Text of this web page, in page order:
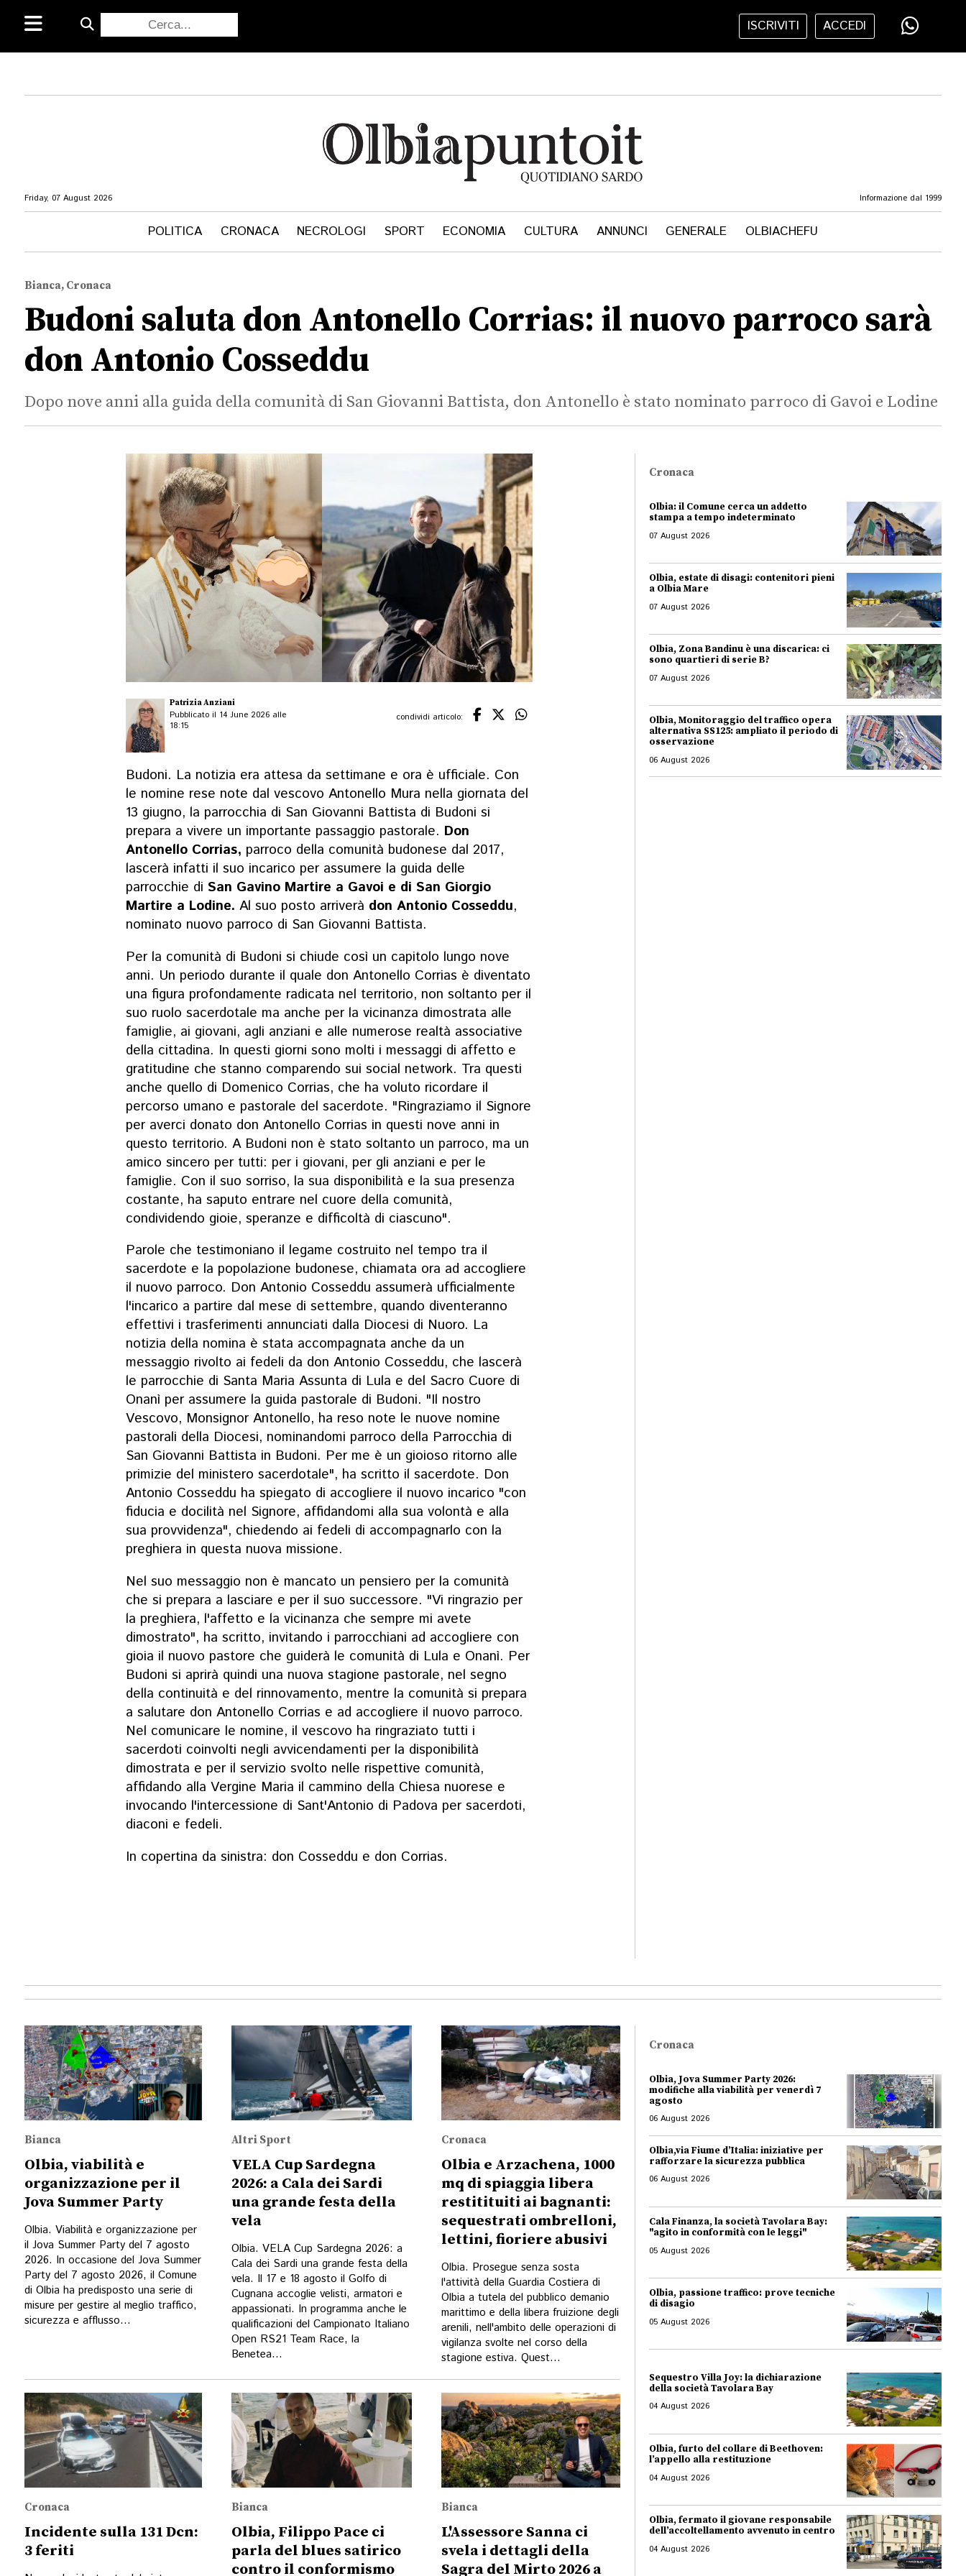
ISCRIVITI ACCEDI
Friday, 07 August 2026 Informazione dal 1999
POLITICA CRONACA NECROLOGI SPORT ECONOMIA CULTURA ANNUNCI GENERALE OLBIACHEFU
Bianca, Cronaca
Budoni saluta don Antonello Corrias: il nuovo parroco sarà
don Antonio Cosseddu
Dopo nove anni alla guida della comunità di San Giovanni Battista, don Antonello è stato nominato parroco di Gavoi e Lodine
Patrizia Anziani
Pubblicato il 14 June 2026 alle
18:15
condividi articolo:
Budoni. La notizia era attesa da settimane e ora è ufficiale. Con
le nomine rese note dal vescovo Antonello Mura nella giornata del
13 giugno, la parrocchia di San Giovanni Battista di Budoni si
prepara a vivere un importante passaggio pastorale. Don
Antonello Corrias, parroco della comunità budonese dal 2017,
lascerà infatti il suo incarico per assumere la guida delle
parrocchie di San Gavino Martire a Gavoi e di San Giorgio
Martire a Lodine.Al suo posto arriverà don Antonio Cosseddu,
nominato nuovo parroco di San Giovanni Battista.
Per la comunità di Budoni si chiude così un capitolo lungo nove
anni. Un periodo durante il quale don Antonello Corrias è diventato
una figura profondamente radicata nel territorio, non soltanto per il
suo ruolo sacerdotale ma anche per la vicinanza dimostrata alle
famiglie, ai giovani, agli anziani e alle numerose realtà associative
della cittadina. In questi giorni sono molti i messaggi di affetto e
gratitudine che stanno comparendo sui social network. Tra questi
anche quello di Domenico Corrias, che ha voluto ricordare il
percorso umano e pastorale del sacerdote. "Ringraziamo il Signore
per averci donato don Antonello Corrias in questi nove anni in
questo territorio. A Budoni non è stato soltanto un parroco, ma un
amico sincero per tutti: per i giovani, per gli anziani e per le
famiglie. Con il suo sorriso, la sua disponibilità e la sua presenza
costante, ha saputo entrare nel cuore della comunità,
condividendo gioie, speranze e difficoltà di ciascuno".
Parole che testimoniano il legame costruito nel tempo tra il
sacerdote e la popolazione budonese, chiamata ora ad accogliere
il nuovo parroco. Don Antonio Cosseddu assumerà ufficialmente
l'incarico a partire dal mese di settembre, quando diventeranno
effettivi i trasferimenti annunciati dalla Diocesi di Nuoro. La
notizia della nomina è stata accompagnata anche da un
messaggio rivolto ai fedeli da don Antonio Cosseddu, che lascerà
le parrocchie di Santa Maria Assunta di Lula e del Sacro Cuore di
Onanì per assumere la guida pastorale di Budoni. "Il nostro
Vescovo, Monsignor Antonello, ha reso note le nuove nomine
pastorali della Diocesi, nominandomi parroco della Parrocchia di
San Giovanni Battista in Budoni. Per me è un gioioso ritorno alle
primizie del ministero sacerdotale", ha scritto il sacerdote. Don
Antonio Cosseddu ha spiegato di accogliere il nuovo incarico "con
fiducia e docilità nel Signore, affidandomi alla sua volontà e alla
sua provvidenza", chiedendo ai fedeli di accompagnarlo con la
preghiera in questa nuova missione.
Nel suo messaggio non è mancato un pensiero per la comunità
che si prepara a lasciare e per il suo successore. "Vi ringrazio per
la preghiera, l'affetto e la vicinanza che sempre mi avete
dimostrato", ha scritto, invitando i parrocchiani ad accogliere con
gioia il nuovo pastore che guiderà le comunità di Lula e Onanì. Per
Budoni si aprirà quindi una nuova stagione pastorale, nel segno
della continuità e del rinnovamento, mentre la comunità si prepara
a salutare don Antonello Corrias e ad accogliere il nuovo parroco.
Nel comunicare le nomine, il vescovo ha ringraziato tutti i
sacerdoti coinvolti negli avvicendamenti per la disponibilità
dimostrata e per il servizio svolto nelle rispettive comunità,
affidando alla Vergine Maria il cammino della Chiesa nuorese e
invocando l'intercessione di Sant'Antonio di Padova per sacerdoti,
diaconi e fedeli.
In copertina da sinistra: don Cosseddu e don Corrias.
Cronaca
Olbia: il Comune cerca un addetto
stampa a tempo indeterminato
07 August 2026
Olbia, estate di disagi: contenitori pieni
a Olbia Mare
07 August 2026
Olbia, Zona Bandinu è una discarica: ci
sono quartieri di serie B?
07 August 2026
Olbia, Monitoraggio del traffico opera
alternativa SS125: ampliato il periodo di
osservazione
06 August 2026
Bianca
Olbia, viabilità e
organizzazione per il
Jova Summer Party
Olbia. Viabilità e organizzazione per
il Jova Summer Party del 7 agosto
2026. In occasione del Jova Summer
Party del 7 agosto 2026, il Comune
di Olbia ha predisposto una serie di
misure per gestire al meglio traffico,
sicurezza e afflusso...
Altri Sport
VELA Cup Sardegna
2026: a Cala dei Sardi
una grande festa della
vela
Olbia. VELA Cup Sardegna 2026: a
Cala dei Sardi una grande festa della
vela. Il 17 e 18 agosto il Golfo di
Cugnana accoglie velisti, armatori e
appassionati. In programma anche le
qualificazioni del Campionato Italiano
Open RS21 Team Race, la
Benetea...
Cronaca
Olbia e Arzachena, 1000
mq di spiaggia libera
restitituiti ai bagnanti:
sequestrati ombrelloni,
lettini, fioriere abusivi
Olbia. Prosegue senza sosta
l'attività della Guardia Costiera di
Olbia a tutela del pubblico demanio
marittimo e della libera fruizione degli
arenili, nell'ambito delle operazioni di
vigilanza svolte nel corso della
stagione estiva. Quest...
Cronaca
Incidente sulla 131 Dcn:
3 feriti
Bianca
Olbia, Filippo Pace ci
parla del blues satirico
contro il conformismo
Bianca
L'Assessore Sanna ci
svela i dettagli della
Sagra del Mirto 2026 a
Cronaca
Olbia, Jova Summer Party 2026:
modifiche alla viabilità per venerdì 7
agosto
06 August 2026
Olbia,via Fiume d’Italia: iniziative per
rafforzare la sicurezza pubblica
06 August 2026
Cala Finanza, la società Tavolara Bay:
"agito in conformità con le leggi"
05 August 2026
Olbia, passione traffico: prove tecniche
di disagio
05 August 2026
Sequestro Villa Joy: la dichiarazione
della società Tavolara Bay
04 August 2026
Olbia, furto del collare di Beethoven:
l’appello alla restituzione
04 August 2026
Olbia, fermato il giovane responsabile
dell’accoltellamento avvenuto in centro
04 August 2026